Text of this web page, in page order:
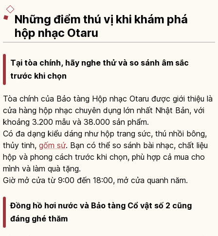
Những điểm thú vị khi khám phá
hộp nhạc Otaru
Tại tòa chính, hãy nghe thử và so sánh âm sắc
trước khi chọn
Tòa chính của Bảo tàng Hộp nhạc Otaru được giới thiệu là
cửa hàng hộp nhạc chuyên dụng lớn nhất Nhật Bản, với
khoảng 3.200 mẫu và 38.000 sản phẩm.
Có đa dạng kiểu dáng như hộp trang sức, thú nhồi bông,
thủy tinh, gốm sứ. Bạn có thể so sánh bài nhạc, chất liệu
hộp và phong cách trước khi chọn, phù hợp cả mua cho
mình và làm quà tặng.
Giờ mở cửa từ 9:00 đến 18:00, mở cửa quanh năm.
Đồng hồ hơi nước và Bảo tàng Cổ vật số 2 cũng
đáng ghé thăm